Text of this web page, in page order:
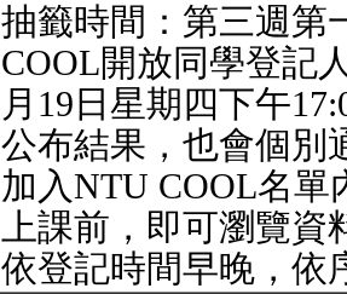
抽籤時間：第三週第
COOL開放同學登記
月19日星期四下午
公布結果，也會個別
加入NTU COOL名單
上課前，即可瀏覽資
依登記時間早晚，依